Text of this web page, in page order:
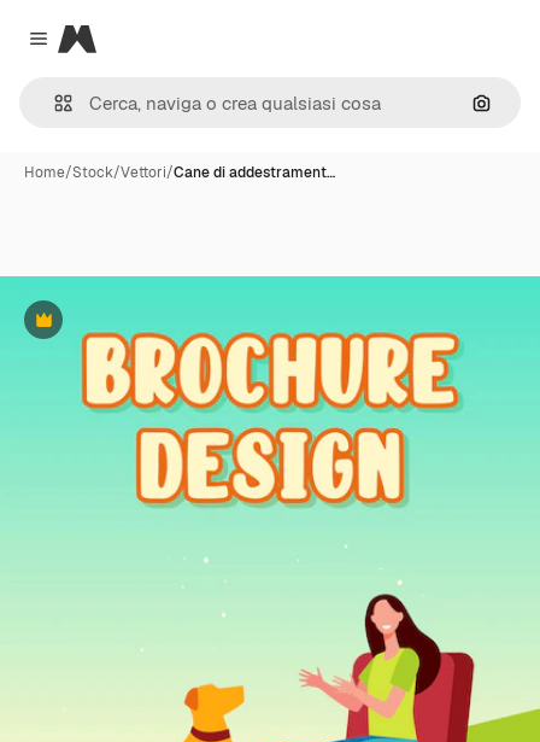
Close menu
Magnific
Cerca
Home/Stock/Vettori/Cane di addestrament…
Premium